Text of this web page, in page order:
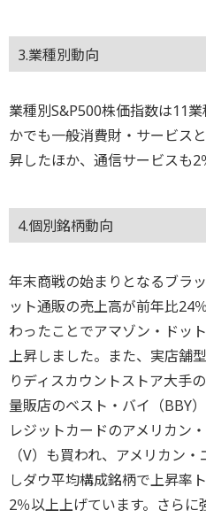
3.業種別動向
業種別S&P500株価指数は11
かでも一般消費財・サービス
昇したほか、通信サービスも2
4.個別銘柄動向
年末商戦の始まりとなるブラ
ット通販の売上高が前年比24
わったことでアマゾン・ドッ
上昇しました。また、実店舗
りディスカウントストア大手
量販店のベスト・バイ（BBY
レジットカードのアメリカン
（V）も買われ、アメリカン
しダウ平均構成銘柄で上昇率
2％以上上げています。さら